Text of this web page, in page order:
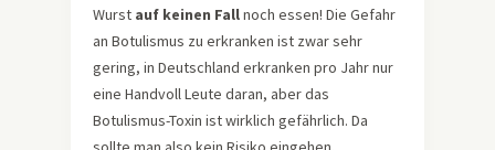
Wurst auf keinen Fallnoch essen! Die Gefahr
an Botulismus zu erkranken ist zwar sehr
gering, in Deutschland erkranken pro Jahr nur
eine Handvoll Leute daran, aber das
Botulismus-Toxin ist wirklich gefährlich. Da